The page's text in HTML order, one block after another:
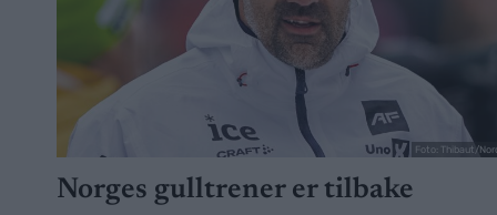
Foto: Thibaut/
Norges gulltrener er tilbake